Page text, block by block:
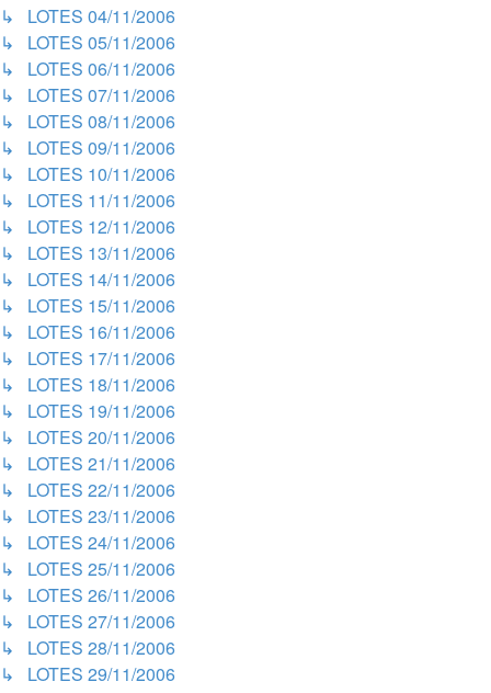
↳ LOTES 04/11/2006
↳ LOTES 05/11/2006
↳ LOTES 06/11/2006
↳ LOTES 07/11/2006
↳ LOTES 08/11/2006
↳ LOTES 09/11/2006
↳ LOTES 10/11/2006
↳ LOTES 11/11/2006
↳ LOTES 12/11/2006
↳ LOTES 13/11/2006
↳ LOTES 14/11/2006
↳ LOTES 15/11/2006
↳ LOTES 16/11/2006
↳ LOTES 17/11/2006
↳ LOTES 18/11/2006
↳ LOTES 19/11/2006
↳ LOTES 20/11/2006
↳ LOTES 21/11/2006
↳ LOTES 22/11/2006
↳ LOTES 23/11/2006
↳ LOTES 24/11/2006
↳ LOTES 25/11/2006
↳ LOTES 26/11/2006
↳ LOTES 27/11/2006
↳ LOTES 28/11/2006
↳ LOTES 29/11/2006